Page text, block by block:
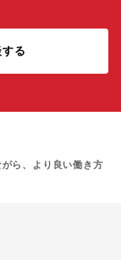
る
ら、より良い働き方